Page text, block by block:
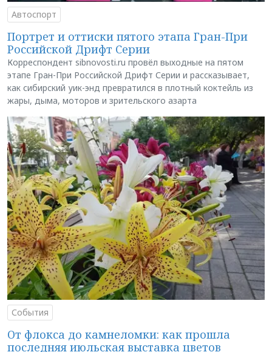
Автоспорт
Портрет и оттиски пятого этапа Гран-При
Российской Дрифт Серии
Корреспондент sibnovosti.ru провёл выходные на пятом
этапе Гран-При Российской Дрифт Серии и рассказывает,
как сибирский уик-энд превратился в плотный коктейль из
жары, дыма, моторов и зрительского азарта
События
От флокса до камнеломки: как прошла
последняя июльская выставка цветов